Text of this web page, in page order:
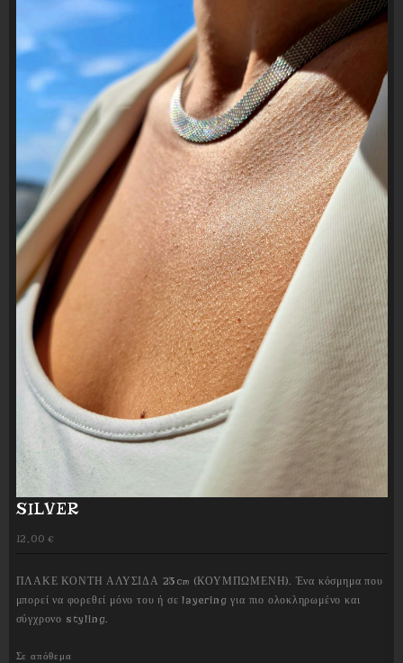
SILVER
12,00€
ΠΛΑΚΕ ΚΟΝΤΗ ΑΛΥΣΙΔΑ 23cm (ΚΟΥΜΠΩΜΕΝΗ). Ένα κόσμημα που
μπορεί να φορεθεί μόνο του ή σε layering για πιο ολοκληρωμένο και
σύγχρονο styling.
Σε απόθεμα